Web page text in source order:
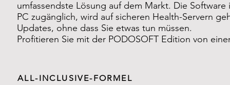
umfassendste Lösung auf dem Markt. Die
PC zugänglich, wird auf sicheren Health-Servern
Updates, ohne dass Sie etwas tun müssen.
Profitieren Sie mit der PODOSOFT Edition von
ALL-INCLUSIVE-FORMEL